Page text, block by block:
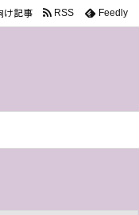
け記事 RSS Feedly